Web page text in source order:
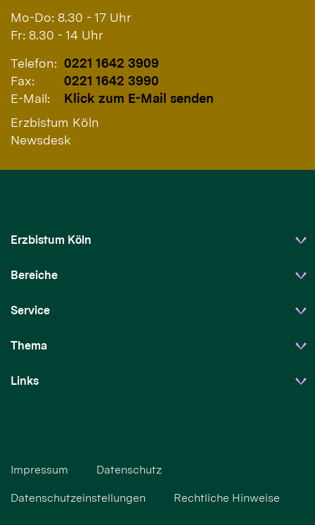
Mo-Do: 8.30 - 17 Uhr
Fr: 8.30 - 14 Uhr
Telefon: 0221 1642 3909
Fax:
0221 1642 3990
E-Mail:
Klick zum E-Mail senden
Erzbistum Köln
Newsdesk
Erzbistum Köln
Bereiche
Service
Thema
Links
Impressum Datenschutz
Datenschutzeinstellungen Rechtliche Hinweise